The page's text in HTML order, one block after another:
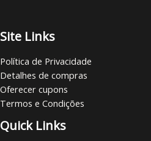
Site Links
Política de Privacidade
Detalhes de compras
Oferecer cupons
Termos e Condições
Quick Links